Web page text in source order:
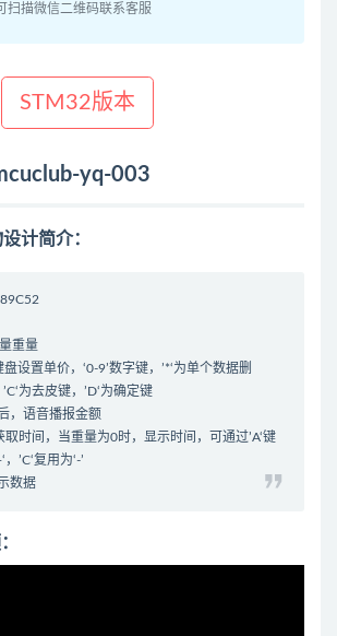
扫描微信二维码联系客服
STM32版本
yq-003
计简介：
重量
设置单价，‘0-9’数字键，’*‘为单个数据删
为去皮键，’D‘为确定键
，语音播报金额
时间，当重量为0时，显示时间，可通过’A‘键
’C‘复用为‘-’
数据